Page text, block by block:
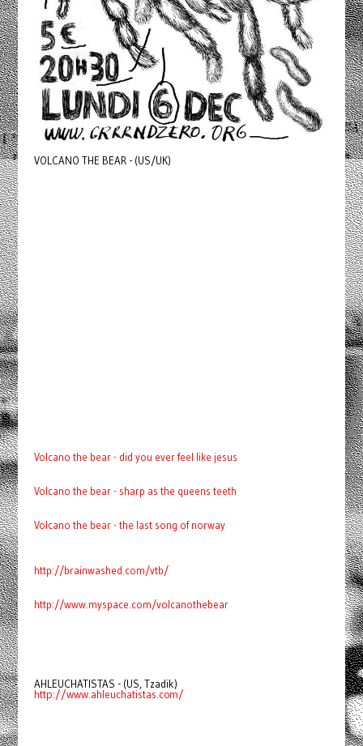
VOLCANO THE BEAR - (US/UK)
Volcano the bear - did you ever feel like jesus
Volcano the bear - sharp as the queens teeth
Volcano the bear - the last song of norway
http://brainwashed.com/vtb/
http://www.myspace.com/volcanothebear
AHLEUCHATISTAS - (US, Tzadik)
http://www.ahleuchatistas.com/